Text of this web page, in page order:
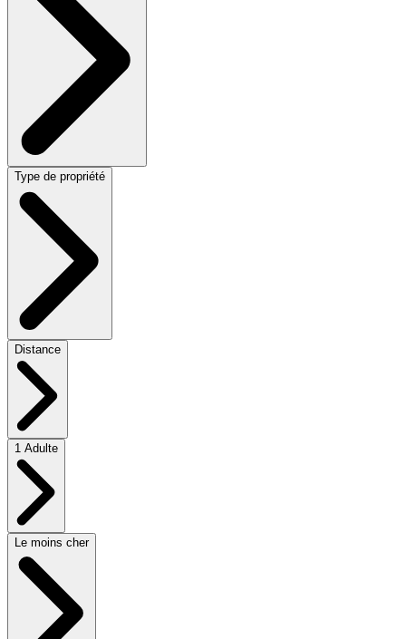
Type de propriété
Distance
1 Adulte
Le moins cher